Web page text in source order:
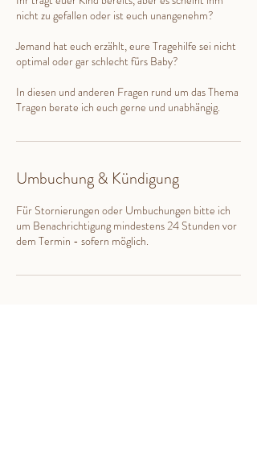
nicht zu gefallen oder ist euch unangenehm?
Jemand hat euch erzählt, eure Tragehilfe sei nicht
optimal oder gar schlecht fürs Baby?
​In diesen und anderen Fragen rund um das Thema
Tragen berate ich euch gerne und unabhängig.
Umbuchung & Kündigung
Für Stornierungen oder Umbuchungen bitte ich
um Benachrichtigung mindestens 24 Stunden vor
dem Termin - sofern möglich.